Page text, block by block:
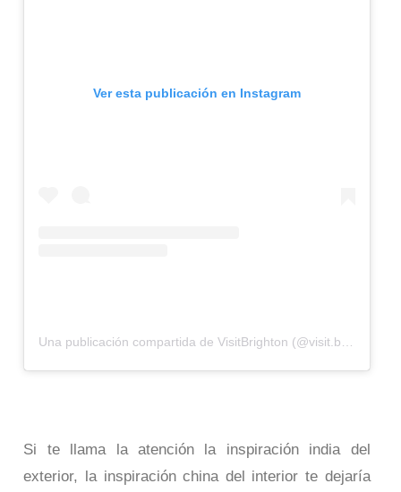
Ver esta publicación en Instagram
Si te llama la atención la inspiración india del
exterior, la inspiración china del interior te dejaría